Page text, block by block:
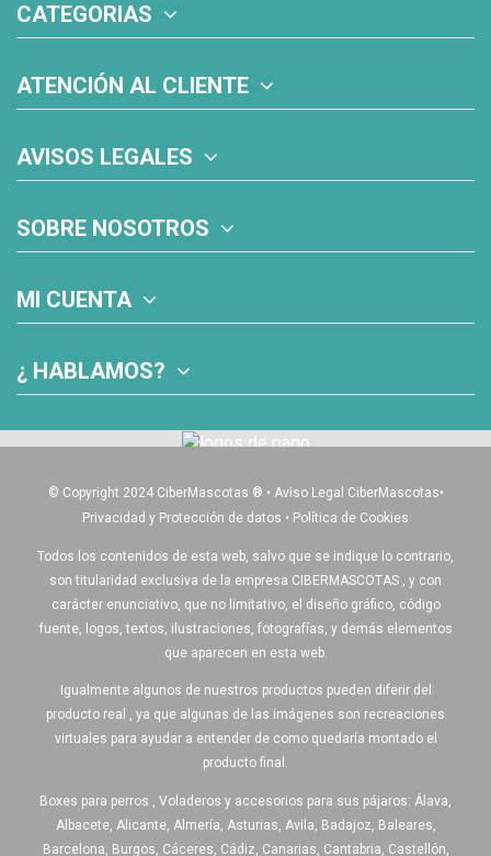
CATEGORIAS
ATENCIÓN AL CLIENTE
AVISOS LEGALES
SOBRE NOSOTROS
MI CUENTA
¿ HABLAMOS?
© Copyright 2024 CiberMascotas ® • Aviso Legal CiberMascotas•
Privacidad y Protección de datos • Política de Cookies
Todos los contenidos de esta web, salvo que se indique lo contrario,
son titularidad exclusiva de la empresa CIBERMASCOTAS , y con
carácter enunciativo, que no limitativo, el diseño gráfico, código
fuente, logos, textos, ilustraciones, fotografías, y demás elementos
que aparecen en esta web.
Igualmente algunos de nuestros productos pueden diferir del
producto real , ya que algunas de las imágenes son recreaciones
virtuales para ayudar a entender de como quedaría montado el
producto final.
Boxes para perros , Voladeros y accesorios para sus pájaros: Álava,
Albacete, Alicante, Almería, Asturias, Avila, Badajoz, Baleares,
Barcelona, Burgos, Cáceres, Cádiz, Canarias, Cantabria, Castellón,